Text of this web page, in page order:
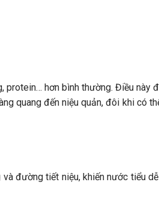
protein… hơn bình thường. Điều này
quang đến niệu quản, đôi khi có
đường tiết niệu, khiến nước tiểu